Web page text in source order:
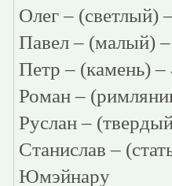
Олег – (светлый)
Павел – (малый)
Петр – (камень)
Роман –
Руслан –
Станислав –
Юмэйнару